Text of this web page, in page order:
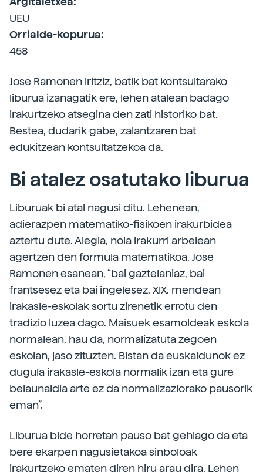
UEU
Orrialde-kopurua:
458
Jose Ramonen iritziz, batik bat kontsultarako
liburua izanagatik ere, lehen atalean badago
irakurtzeko atsegina den zati historiko bat.
Bestea, dudarik gabe, zalantzaren bat
edukitzean kontsultatzekoa da.
Bi atalez osatutako liburua
Liburuak bi atal nagusi ditu. Lehenean,
adierazpen matematiko-fisikoen irakurbidea
aztertu dute. Alegia, nola irakurri arbelean
agertzen den formula matematikoa. Jose
Ramonen esanean, “bai gaztelaniaz, bai
frantsesez eta bai ingelesez, XIX. mendean
irakasle-eskolak sortu zirenetik errotu den
tradizio luzea dago. Maisuek esamoldeak eskola
normalean, hau da, normalizatuta zegoen
eskolan, jaso zituzten. Bistan da euskaldunok ez
dugula irakasle-eskola normalik izan eta gure
belaunaldia arte ez da normalizaziorako pausorik
eman”.
Liburua bide horretan pauso bat gehiago da eta
bere ekarpen nagusietakoa sinboloak
irakurtzeko ematen diren hiru arau dira. Lehen